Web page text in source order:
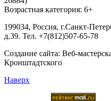
Возрастная категория: 6+
199034, Россия, г.Санкт-
д.39. Тел. +7(812)507-65-78
Создание сайта: Веб-
Кронштадтского
Наверх